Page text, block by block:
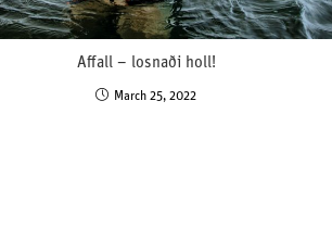
Affall – losnaði holl!
March 25, 2022